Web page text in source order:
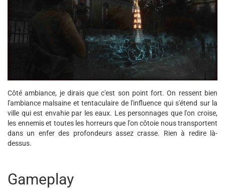
Côté ambiance, je dirais que c'est son point fort. On ressent bien
l'ambiance malsaine et tentaculaire de l'influence qui s'étend sur la
ville qui est envahie par les eaux. Les personnages que l'on croise,
les ennemis et toutes les horreurs que l'on côtoie nous transportent
dans un enfer des profondeurs assez crasse. Rien à redire là-
dessus.
Gameplay